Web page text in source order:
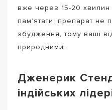
вже через 15-20 хвилин
пам’ятати: препарат не
збудження, тому ваші
природними.
Дженерик
індійських